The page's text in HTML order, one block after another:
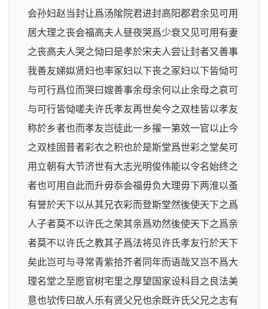
会孙妇赵当封让爲汤隂院君进封高阳郡君余见可用
居大理之丧会福高夫人昼夜哭爲少衰又见可用有妻
之丧高夫人哭之恸曰是孝於宋夫人尝让封者又善事
我善友娣姒贤妇也率冢妇以下丧之冢妇以下皆恸可
与可行爲位而哭曰嫂善事余母余何以止余母之哀可
与可行皆恸嗟夫许氏孝友再世矣今之双桂皆以孝友
称於乡者也而孝友岂徒此一乡擢一第效一官以止今
之双桂固昔者彩衣之积也於是斯堂爲世彩之堂矣可
用立朝有大节济世有大志光明俊伟能以令名始终之
者也可用自此而升毋忝会福毋负大理毋下两淮以蚤
有誉於天下以从其兄衣彩而登斯堂然後使天下之爲
人子者莫不以许氏之荣其亲爲劝然後使天下之爲亲
者莫不以许氏之教其子爲法将见许氏孝友行於天下
矣此岂可与寻常青紫拾芥者同年而语哉又岂不爲大
理名堂之至愿官树宅里之厚望国家设科目之良法美
意也欤传曰故人乐有贤父兄也余既许氏父兄之志有